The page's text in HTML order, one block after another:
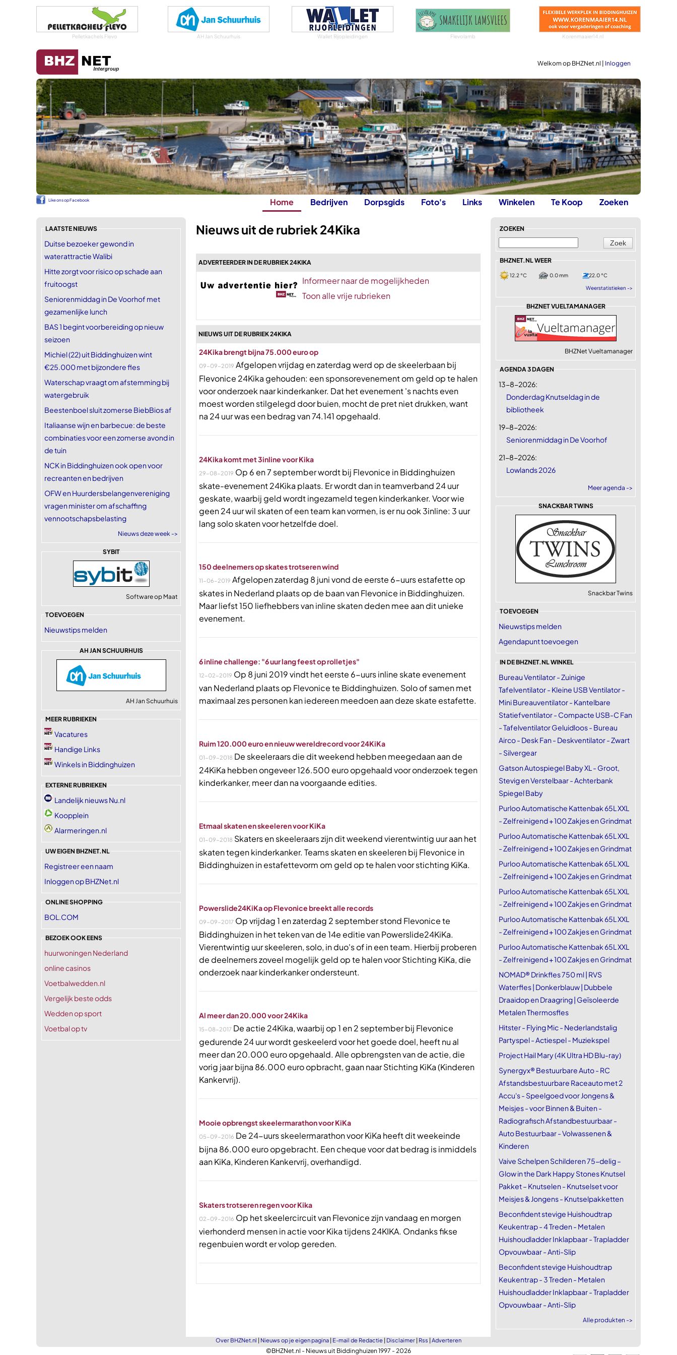
Pelletkachels Flevo AH Jan Schuurhuis Wallet Rijopleidingen Flevolamb Korenmaaier14.nl
Welkom op BHZNet.nl | Inloggen
Like ons op Facebook Home Bedrijven Dorpsgids Foto's Links Winkelen Te Koop Zoeken
LAATSTE NIEUWS
Duitse bezoeker gewond in
waterattractie Walibi
Hitte zorgt voor risico op schade aan
fruitoogst
Seniorenmiddag in De Voorhof met
gezamenlijke lunch
BAS 1 begint voorbereiding op nieuw
seizoen
Michiel (22) uit Biddinghuizen wint
€25.000 met bijzondere fles
Waterschap vraagt om afstemming bij
watergebruik
Beestenboel sluit zomerse BiebBios af
Italiaanse wijn en barbecue: de beste
combinaties voor een zomerse avond in
de tuin
NCK in Biddinghuizen ook open voor
recreanten en bedrijven
OFW en Huurdersbelangenvereniging
vragen minister om afschaffing
vennootschapsbelasting
Nieuws deze week ->
SYBIT
Software op Maat
TOEVOEGEN
Nieuwstips melden
AH JAN SCHUURHUIS
AH Jan Schuurhuis
MEER RUBRIEKEN
Vacatures
Handige Links
Winkels in Biddinghuizen
EXTERNE RUBRIEKEN
Landelijk nieuws Nu.nl
Koopplein
Alarmeringen.nl
UW EIGEN BHZNET.NL
Registreer een naam
Inloggen op BHZNet.nl
ONLINE SHOPPING
BOL.COM
BEZOEK OOK EENS
huurwoningen Nederland
online casinos
Voetbalwedden.nl
Vergelijk beste odds
Wedden op sport
Voetbal op tv
Nieuws uit de rubriek 24Kika
ADVERTEERDER IN DE RUBRIEK 24KIKA
Informeer naar de mogelijkheden
Toon alle vrije rubrieken
NIEUWS UIT DE RUBRIEK 24KIKA
24Kika brengt bijna 75.000 euro op
09-09-2019 Afgelopen vrijdag en zaterdag werd op de skeelerbaan bij
Flevonice 24Kika gehouden: een sponsorevenement om geld op te halen
voor onderzoek naar kinderkanker. Dat het evenement 's nachts even
moest worden stilgelegd door buien, mocht de pret niet drukken, want
na 24 uur was een bedrag van 74.141 opgehaald.
24Kika komt met 3inline voor Kika
29-08-2019 Op 6 en 7 september wordt bij Flevonice in Biddinghuizen
skate-evenement 24Kika plaats. Er wordt dan in teamverband 24 uur
geskate, waarbij geld wordt ingezameld tegen kinderkanker. Voor wie
geen 24 uur wil skaten of een team kan vormen, is er nu ook 3inline: 3 uur
lang solo skaten voor hetzelfde doel.
150 deelnemers op skates trotseren wind
11-06-2019 Afgelopen zaterdag 8 juni vond de eerste 6-uurs estafette op
skates in Nederland plaats op de baan van Flevonice in Biddinghuizen.
Maar liefst 150 liefhebbers van inline skaten deden mee aan dit unieke
evenement.
6 inline challenge: "6 uur lang feest op rolletjes"
12-02-2019 Op 8 juni 2019 vindt het eerste 6-uurs inline skate evenement
van Nederland plaats op Flevonice te Biddinghuizen. Solo of samen met
maximaal zes personen kan iedereen meedoen aan deze skate estafette.
Ruim 120.000 euro en nieuw wereldrecord voor 24KiKa
01-09-2018 De skeeleraars die dit weekend hebben meegedaan aan de
24KiKa hebben ongeveer 126.500 euro opgehaald voor onderzoek tegen
kinderkanker, meer dan na voorgaande edities.
Etmaal skaten en skeeleren voor KiKa
01-09-2018 Skaters en skeeleraars zijn dit weekend vierentwintig uur aan het
skaten tegen kinderkanker. Teams skaten en skeeleren bij Flevonice in
Biddinghuizen in estafettevorm om geld op te halen voor stichting KiKa.
Powerslide24KiKa op Flevonice breekt alle records
09-09-2017 Op vrijdag 1 en zaterdag 2 september stond Flevonice te
Biddinghuizen in het teken van de 14e editie van Powerslide24KiKa.
Vierentwintig uur skeeleren, solo, in duo's of in een team. Hierbij proberen
de deelnemers zoveel mogelijk geld op te halen voor Stichting KiKa, die
onderzoek naar kinderkanker ondersteunt.
Al meer dan 20.000 voor 24Kika
15-08-2017 De actie 24Kika, waarbij op 1 en 2 september bij Flevonice
gedurende 24 uur wordt geskeelerd voor het goede doel, heeft nu al
meer dan 20.000 euro opgehaald. Alle opbrengsten van de actie, die
vorig jaar bijna 86.000 euro opbracht, gaan naar Stichting KiKa (Kinderen
Kankervrij).
Mooie opbrengst skeelermarathon voor KiKa
05-09-2016 De 24-uurs skeelermarathon voor KiKa heeft dit weekeinde
bijna 86.000 euro opgebracht. Een cheque voor dat bedrag is inmiddels
aan KiKa, Kinderen Kankervrij, overhandigd.
Skaters trotseren regen voor Kika
02-09-2016 Op het skeelercircuit van Flevonice zijn vandaag en morgen
vierhonderd mensen in actie voor Kika tijdens 24KIKA. Ondanks fikse
regenbuien wordt er volop gereden.
ZOEKEN
BHZNET.NL WEER
12.2 °C 0.0 mm 22.0 °C
Weerstatistieken ->
BHZNET VUELTAMANAGER
BHZNet Vueltamanager
AGENDA 3 DAGEN
13-8-2026:
Donderdag Knutseldag in de
bibliotheek
19-8-2026:
Seniorenmiddag in De Voorhof
21-8-2026:
Lowlands 2026
Meer agenda ->
SNACKBAR TWINS
Snackbar Twins
TOEVOEGEN
Nieuwstips melden
Agendapunt toevoegen
IN DE BHZNET.NL WINKEL
Bureau Ventilator - Zuinige
Tafelventilator - Kleine USB Ventilator -
Mini Bureauventilator - Kantelbare
Statiefventilator - Compacte USB-C Fan
- Tafelventilator Geluidloos - Bureau
Airco - Desk Fan - Deskventilator - Zwart
- Silvergear
Gatson Autospiegel Baby XL - Groot,
Stevig en Verstelbaar - Achterbank
Spiegel Baby
Purloo Automatische Kattenbak 65L XXL
- Zelfreinigend + 100 Zakjes en Grindmat
Purloo Automatische Kattenbak 65L XXL
- Zelfreinigend + 100 Zakjes en Grindmat
Purloo Automatische Kattenbak 65L XXL
- Zelfreinigend + 100 Zakjes en Grindmat
Purloo Automatische Kattenbak 65L XXL
- Zelfreinigend + 100 Zakjes en Grindmat
Purloo Automatische Kattenbak 65L XXL
- Zelfreinigend + 100 Zakjes en Grindmat
Purloo Automatische Kattenbak 65L XXL
- Zelfreinigend + 100 Zakjes en Grindmat
NOMAD® Drinkfles 750 ml | RVS
Waterfles | Donkerblauw | Dubbele
Draaidop en Draagring | Geïsoleerde
Metalen Thermosfles
Hitster - Flying Mic - Nederlandstalig
Partyspel - Actiespel - Muziekspel
Project Hail Mary (4K Ultra HD Blu-ray)
Synergyx® Bestuurbare Auto - RC
Afstandsbestuurbare Raceauto met 2
Accu's - Speelgoed voor Jongens &
Meisjes - voor Binnen & Buiten -
Radiografisch Afstandbestuurbaar -
Auto Bestuurbaar - Volwassenen &
Kinderen
Vaive Schelpen Schilderen 75-delig –
Glow in the Dark Happy Stones Knutsel
Pakket – Knutselen - Knutselset voor
Meisjes & Jongens - Knutselpakketten
Beconfident stevige Huishoudtrap
Keukentrap - 4 Treden - Metalen
Huishoudladder Inklapbaar - Trapladder
Opvouwbaar - Anti-Slip
Beconfident stevige Huishoudtrap
Keukentrap - 3 Treden - Metalen
Huishoudladder Inklapbaar - Trapladder
Opvouwbaar - Anti-Slip
Alle produkten ->
Over BHZNet.nl | Nieuws op je eigen pagina | E-mail de Redactie | Disclaimer | Rss | Adverteren
©BHZNet.nl - Nieuws uit Biddinghuizen 1997 - 2026